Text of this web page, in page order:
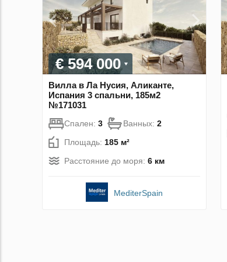
€ 594 000
Вилла в Ла Нусия, Аликанте,
Испания 3 спальни, 185м2
№171031
Спален: 3 Ванных: 2
Площадь: 185 м²
Расстояние до моря: 6 км
MediterSpain